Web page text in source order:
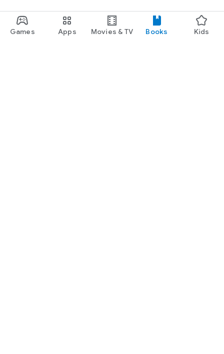
Games Apps Movies & TV Books Kids